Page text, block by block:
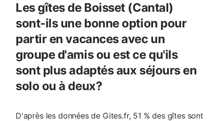
Les gîtes de Boisset (Cantal)
sont-ils une bonne option pour
partir en vacances avec un
groupe d'amis ou est ce qu'ils
sont plus adaptés aux séjours en
solo ou à deux?
D'après les données de Gites.fr, 51 % des gîtes sont